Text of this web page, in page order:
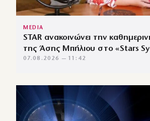
MEDIA
STAR ανακοινώνει την
της Άσης Μπήλιου στο «Stars
07.08.2026 — 11:42